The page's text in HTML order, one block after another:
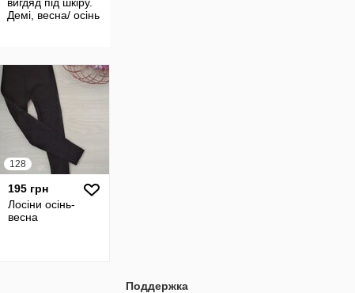
Демі, весна/ осінь
128
195 грн
Лосіни осінь-
весна
Поддержка